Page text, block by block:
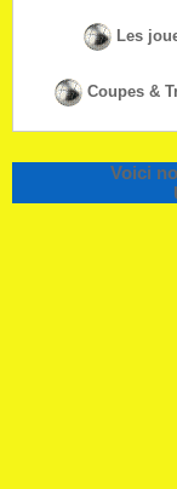
Les
Coupes &
Voici